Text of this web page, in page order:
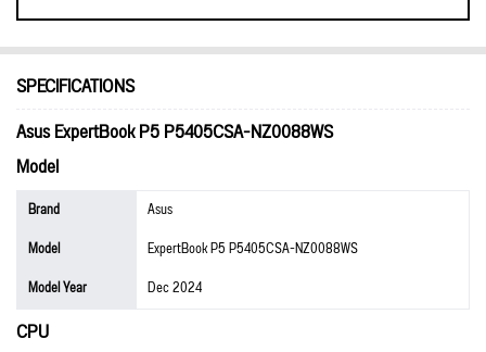
SPECIFICATIONS
Asus ExpertBook P5 P5405CSA-NZ0088WS
Model
Brand
Asus
Model
ExpertBook P5 P5405CSA-NZ0088WS
Model Year
Dec 2024
CPU